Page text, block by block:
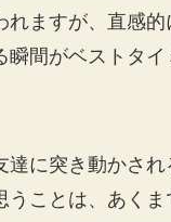
れますが、直感的
瞬間がベストタ
達に突き動かされ
うことは、あく